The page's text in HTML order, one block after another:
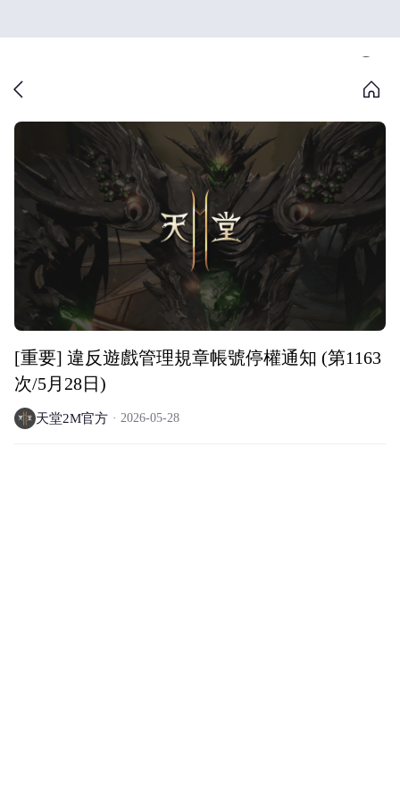
[重要] 違反遊戲管理規章帳號停權通知 (第1163
次/5月28日)
天堂2M官方 2026-05-28